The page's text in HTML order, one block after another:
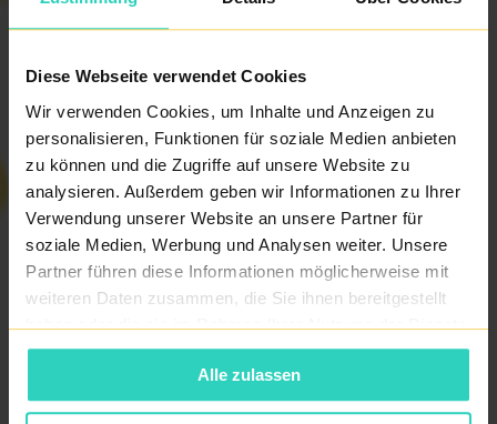
Diese Webseite verwendet Cookies
Wir verwenden Cookies, um Inhalte und Anzeigen zu
personalisieren, Funktionen für soziale Medien anbieten
zu können und die Zugriffe auf unsere Website zu
analysieren. Außerdem geben wir Informationen zu Ihrer
Verwendung unserer Website an unsere Partner für
soziale Medien, Werbung und Analysen weiter. Unsere
Partner führen diese Informationen möglicherweise mit
weiteren Daten zusammen, die Sie ihnen bereitgestellt
haben oder die sie im Rahmen Ihrer Nutzung der Dienste
gesammelt haben.
Alle zulassen
„Implantationsfenster“ verschoben ist. Es ist
nachgewiesen, dass 3 von 10 Frauen ein verschobenes
Implantationsfenster der Gebärmutterschleimhaut
ERA-Test wir als eine Ergänzung zu den klassischen
Untersuchungen von an Unfruchtbarkeit leidenden
Krankenkassen übernommen. Diese Untersuchung zahlt